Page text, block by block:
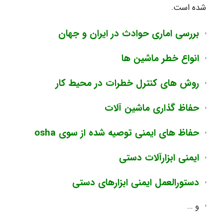
شده است.
بررسی اماری حوادث در ایران و جهان
انواع خطر ماشین ها
روش های کنترل خطرات در محیط کار
حفاظ گذاری ماشین آلات
حفاظ های ایمنی توصیه شده از سوی osha
ایمنی ابزارآلات دستی
دستورالعمل ایمنی ابزارهای دستی
و …